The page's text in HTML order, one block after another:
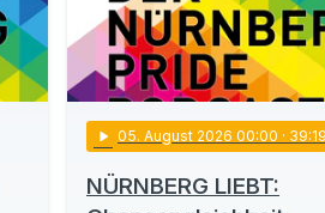
play_arrow 05. August 2026 00:00 · 39:19
NÜRNBERG LIEBT: